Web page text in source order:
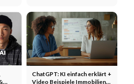
ChatGPT: KI einfach erklärt +
Video Beispiele Immobilien